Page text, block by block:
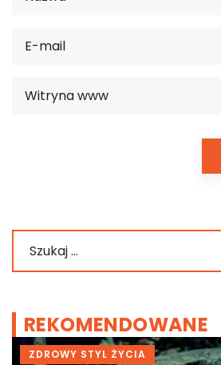
REKOMENDOWANE
ZDROWY STYL ŻYCIA